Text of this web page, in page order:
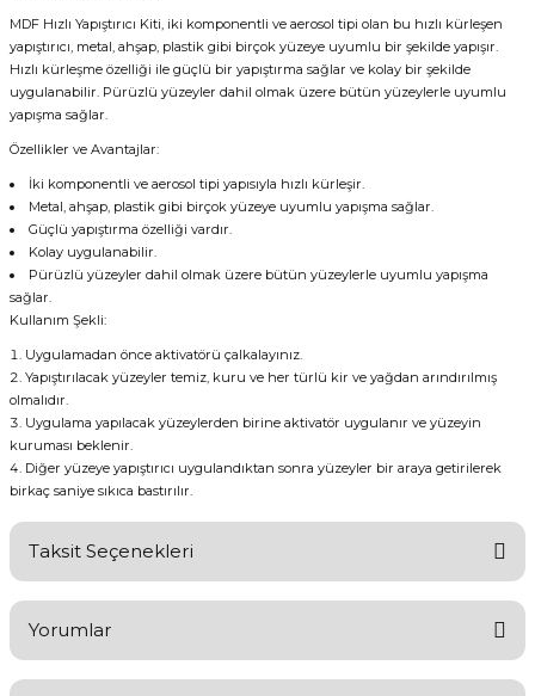
MDF Hızlı Yapıştırıcı Kiti, iki komponentli ve aerosol tipi olan bu hızlı kürleşen
yapıştırıcı, metal, ahşap, plastik gibi birçok yüzeye uyumlu bir şekilde yapışır.
Hızlı kürleşme özelliği ile güçlü bir yapıştırma sağlar ve kolay bir şekilde
uygulanabilir. Pürüzlü yüzeyler dahil olmak üzere bütün yüzeylerle uyumlu
yapışma sağlar.
Özellikler ve Avantajlar:
İki komponentli ve aerosol tipi yapısıyla hızlı kürleşir.
Metal, ahşap, plastik gibi birçok yüzeye uyumlu yapışma sağlar.
Güçlü yapıştırma özelliği vardır.
Kolay uygulanabilir.
Pürüzlü yüzeyler dahil olmak üzere bütün yüzeylerle uyumlu yapışma
sağlar.
Kullanım Şekli:
Uygulamadan önce aktivatörü çalkalayınız.
Yapıştırılacak yüzeyler temiz, kuru ve her türlü kir ve yağdan arındırılmış
olmalıdır.
Uygulama yapılacak yüzeylerden birine aktivatör uygulanır ve yüzeyin
kuruması beklenir.
Diğer yüzeye yapıştırıcı uygulandıktan sonra yüzeyler bir araya getirilerek
birkaç saniye sıkıca bastırılır.
Taksit Seçenekleri
Yorumlar